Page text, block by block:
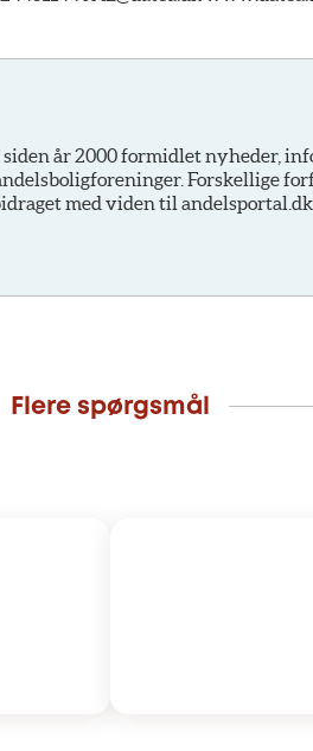
år 2000 formidlet nyheder,
Forskellige
med viden til
Flere spørgsmål